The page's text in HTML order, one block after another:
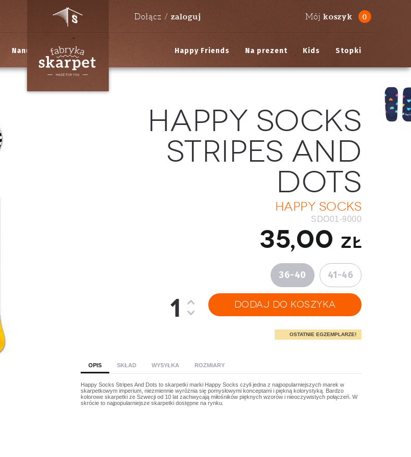
Mój koszyk 0
Dołącz / zaloguj
Nanushki Happy Friends Na prezent Kids Stopki
Happy Socks
Stripes And
Dots
Happy Socks
SDO01-9000
35,00 zł
36-40 41-46
OSTATNIE EGZEMPLARZE!
OPIS SKŁAD WYSYŁKA ROZMIARY
Happy Socks Stripes And Dots to skarpetki marki Happy Socks czyli jedna z najpopularniejszych marek w
skarpetkowym imperium, niezmiennie wyróżnia się pomysłowymi konceptami i piękną kolorystyką. Bardzo
kolorowe skarpetki ze Szwecji od 10 lat zachwycają miłośników pięknych wzorów i nieoczywistych połączeń. W
skrócie to najpopularniejsze skarpetki dostępne na rynku.